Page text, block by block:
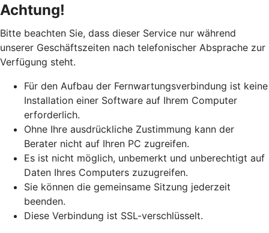
Achtung!
Bitte beachten Sie, dass dieser Service nur während
unserer Geschäftszeiten nach telefonischer Absprache zur
Verfügung steht.
Für den Aufbau der Fernwartungsverbindung ist keine
Installation einer Software auf Ihrem Computer
erforderlich.
Ohne Ihre ausdrückliche Zustimmung kann der
Berater nicht auf Ihren PC zugreifen.
Es ist nicht möglich, unbemerkt und unberechtigt auf
Daten Ihres Computers zuzugreifen.
Sie können die gemeinsame Sitzung jederzeit
beenden.
Diese Verbindung ist SSL-verschlüsselt.